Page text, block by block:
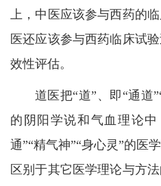
上，中医应该参与西药的
医还应该参与西药临床试
效性评估。
道医把“道”、即“通道
的阴阳学说和气血理论
通”“精气神”“身心灵”的医
区别于其它医学理论与方